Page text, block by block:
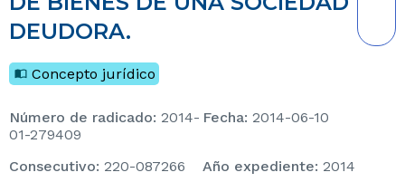
DEUDORA.
Concepto jurídico
Número de radicado: 2014-
01-279409
Fecha: 2014-06-10
consecutivo: 220-087266 Año expediente: 2014